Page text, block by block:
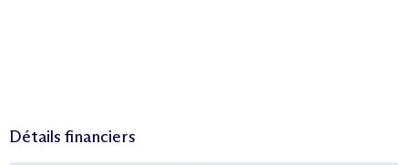
Détails financiers